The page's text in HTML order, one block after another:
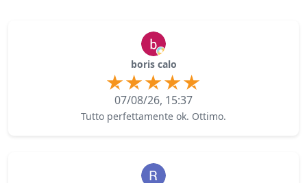
boris calo
07/08/26, 15:37
Tutto perfettamente ok. Ottimo.